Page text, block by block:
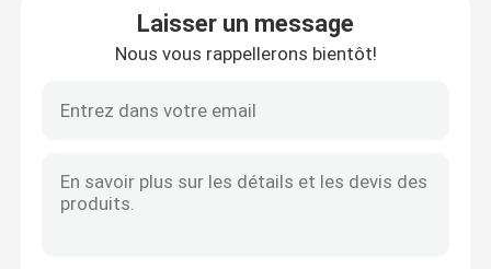
Maison
Produits
Laisser un message
Nous vous rappellerons bientôt!